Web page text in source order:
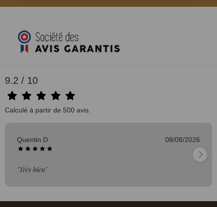
9.2 / 10
Calculé à partir de 500 avis.
Quentin D. 08/08/2026
"Très bien"